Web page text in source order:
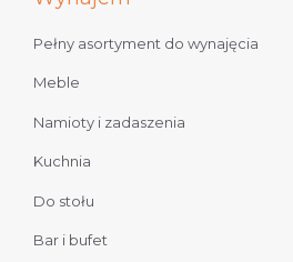
Pełny asortyment do wynajęcia
Meble
Namioty i zadaszenia
Kuchnia
Do stołu
Bar i bufet